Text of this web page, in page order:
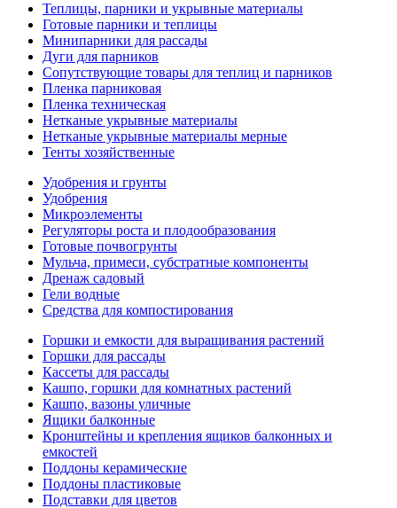
Теплицы, парники и укрывные материалы
Готовые парники и теплицы
Минипарники для рассады
Дуги для парников
Сопутствующие товары для теплиц и парников
Пленка парниковая
Пленка техническая
Нетканые укрывные материалы
Нетканые укрывные материалы мерные
Тенты хозяйственные
Удобрения и грунты
Удобрения
Микроэлементы
Регуляторы роста и плодообразования
Готовые почвогрунты
Мульча, примеси, субстратные компоненты
Дренаж садовый
Гели водные
Средства для компостирования
Горшки и емкости для выращивания растений
Горшки для рассады
Кассеты для рассады
Кашпо, горшки для комнатных растений
Кашпо, вазоны уличные
Ящики балконные
Кронштейны и крепления ящиков балконных и
емкостей
Поддоны керамические
Поддоны пластиковые
Подставки для цветов